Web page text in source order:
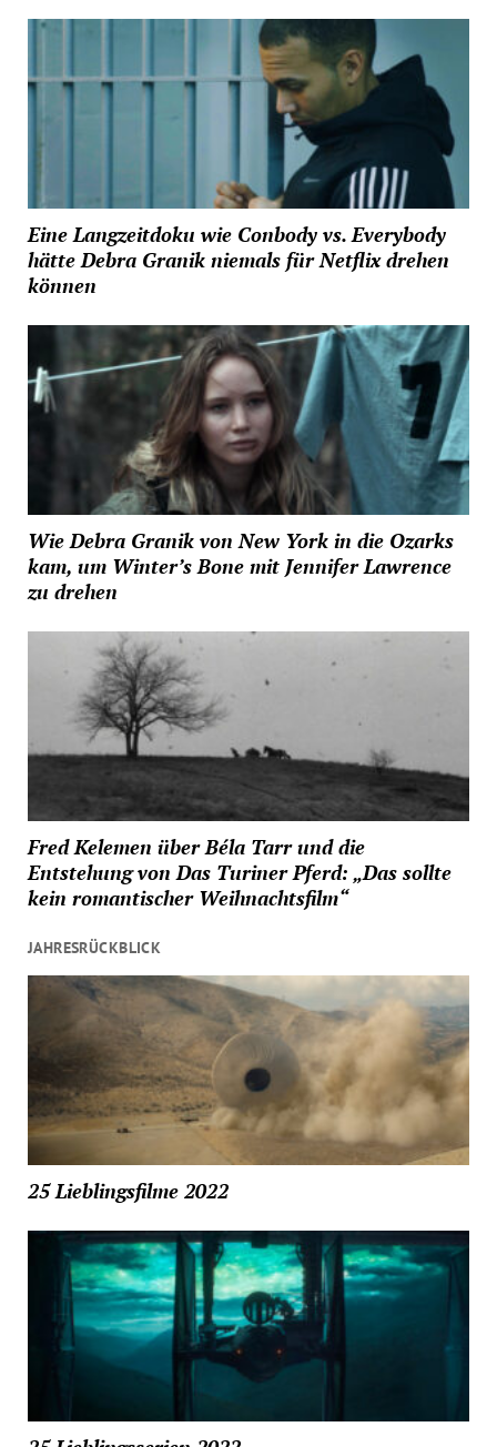
Eine Langzeitdoku wie Conbody vs. Everybody
hätte Debra Granik niemals für Netflix drehen
können
Wie Debra Granik von New York in die Ozarks
kam, um Winter’s Bone mit Jennifer Lawrence
zu drehen
Fred Kelemen über Béla Tarr und die
Entstehung von Das Turiner Pferd: „Das sollte
kein romantischer Weihnachtsfilm“
JAHRESRÜCKBLICK
25 Lieblingsfilme 2022